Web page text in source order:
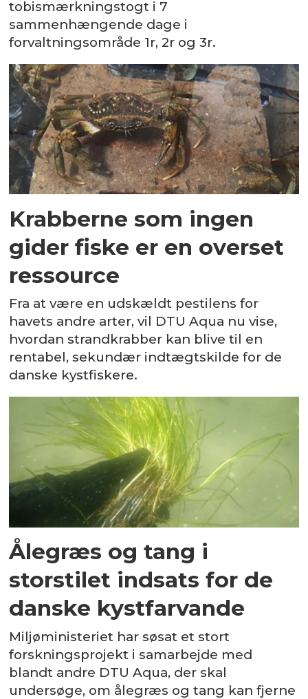
tobismærkningstogt i 7
sammenhængende dage i
forvaltningsområde 1r, 2r og 3r.
Krabberne som ingen
gider fiske er en overset
ressource
Fra at være en udskældt pestilens for
havets andre arter, vil DTU Aqua nu vise,
hvordan strandkrabber kan blive til en
rentabel, sekundær indtægtskilde for de
danske kystfiskere.
Ålegræs og tang i
storstilet indsats for de
danske kystfarvande
Miljøministeriet har søsat et stort
forskningsprojekt i samarbejde med
blandt andre DTU Aqua, der skal
undersøge, om ålegræs og tang kan fjerne